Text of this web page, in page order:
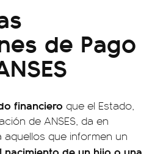
de Pago
financiero que el Estado,
de ANSES, da en
que informen un